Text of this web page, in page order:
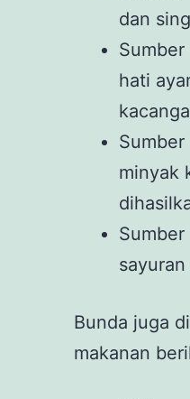
dan
hati
minyak
sayuran
Bunda juga
makanan